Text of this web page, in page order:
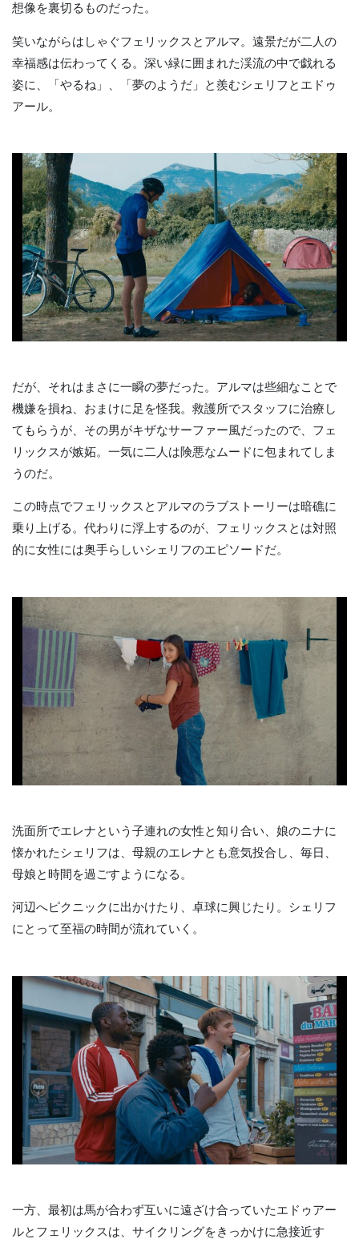
想像を裏切るものだった。
笑いながらはしゃぐフェリックスとアルマ。遠景だが二人の
幸福感は伝わってくる。深い緑に囲まれた渓流の中で戯れる
姿に、「やるね」、「夢のようだ」と羨むシェリフとエドゥ
アール。
だが、それはまさに一瞬の夢だった。アルマは些細なことで
機嫌を損ね、おまけに足を怪我。救護所でスタッフに治療し
てもらうが、その男がキザなサーファー風だったので、フェ
リックスが嫉妬。一気に二人は険悪なムードに包まれてしま
うのだ。
この時点でフェリックスとアルマのラブストーリーは暗礁に
乗り上げる。代わりに浮上するのが、フェリックスとは対照
的に女性には奥手らしいシェリフのエピソードだ。
洗面所でエレナという子連れの女性と知り合い、娘のニナに
懐かれたシェリフは、母親のエレナとも意気投合し、毎日、
母娘と時間を過ごすようになる。
河辺へピクニックに出かけたり、卓球に興じたり。シェリフ
にとって至福の時間が流れていく。
一方、最初は馬が合わず互いに遠ざけ合っていたエドゥアー
ルとフェリックスは、サイクリングをきっかけに急接近す